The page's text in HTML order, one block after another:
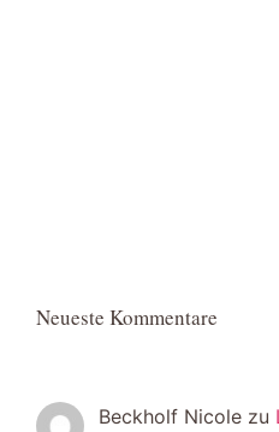
Neueste Kommentare
Beckholf Nicole zu